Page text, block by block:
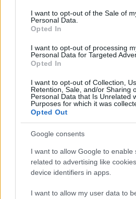
consent section.
I want to opt-out of the Sale of
Personal Data.
Opted In
I want to opt-out of processing
Personal Data for Targeted
Opted In
I want to opt-out of Collection,
Retention, Sale, and/or Sharing
Personal Data that Is Unrelated
Purposes for which it was
Opted Out
Google consents
I want to allow Google to enable
related to advertising like
device identifiers in apps.
I want to allow my user data to
sustituyendo a Rafa Soares y
SofaScore(4 puntos Comunio).
teniendo oportunidades en las
hacerse con el puesto. Cote ha sido
muy recomendable en el juego por
y generar ocasiones de gol,
respectivamente en las dos últimas
Guido Carrillo (Elche, delantero,
Otra semana más traemos en
rentables al atacante argentino.
calificación de 7.7 enSofaScore
pases clave, 3 regates, 2 entradas y